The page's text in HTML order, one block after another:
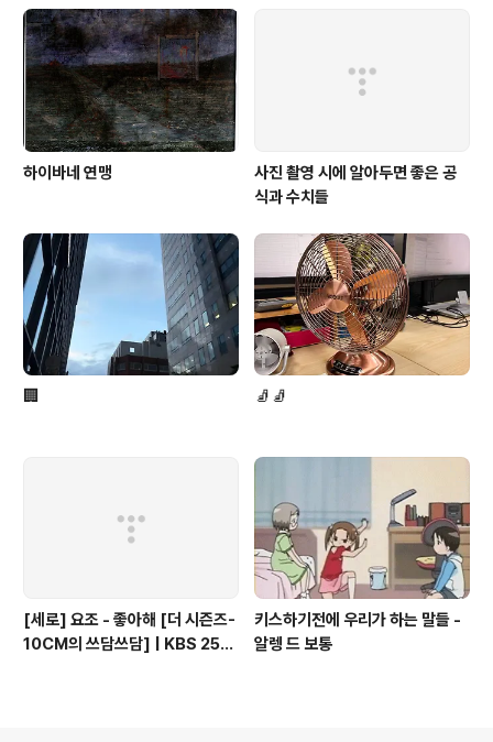
하이바네 연맹
사진 촬영 시에 알아두면 좋은 공
식과 수치들
🏢 🧦🧦
[세로] 요조 - 좋아해 [더 시즌즈-
10CM의 쓰담쓰담] | KBS 2510
키스하기전에 우리가 하는 말들 -
알렝 드 보통